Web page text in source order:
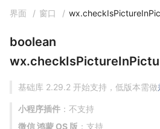
界面 / 窗口 /
boolean
基础库 2.29.2 开始支持，低版本需做
小程序插件 ：不支持
微信 鸿蒙 OS 版 ：支持